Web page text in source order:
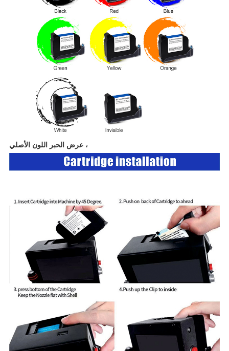
عرض الحبر اللون الأصلي ،